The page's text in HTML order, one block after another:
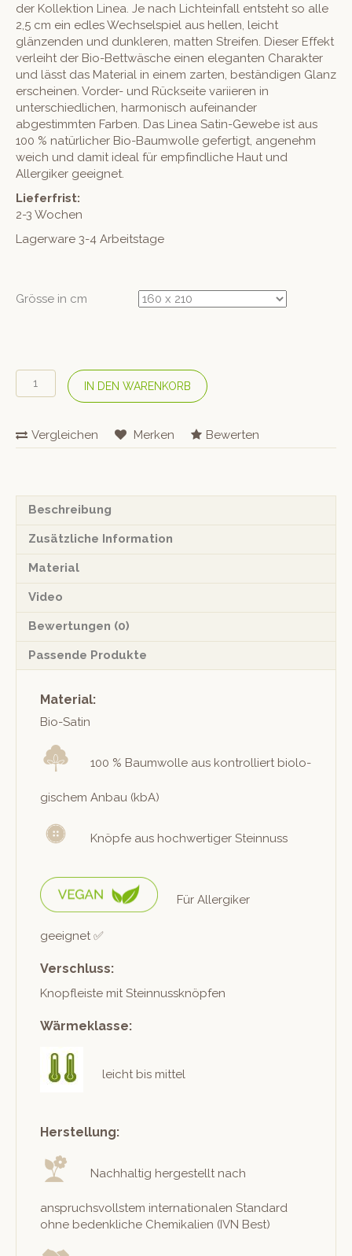
der Kollektion Linea. Je nach Lichteinfall entsteht so alle
2,5 cm ein edles Wechselspiel aus hellen, leicht
glänzenden und dunkleren, matten Streifen. Dieser Effekt
verleiht der Bio-Bettwäsche einen eleganten Charakter
und lässt das Material in einem zarten, beständigen Glanz
erscheinen. Vorder- und Rückseite variieren in
unterschiedlichen, harmonisch aufeinander
abgestimmten Farben. Das Linea Satin-Gewebe ist aus
100 % natürlicher Bio-Baumwolle gefertigt, angenehm
weich und damit ideal für empfindliche Haut und
Allergiker geeignet.
Lieferfrist:
2-3 Wochen
Lagerware 3-4 Arbeitstage
Grösse in cm
COTONEA
Bio
Wendebettwäsche
«Linea»
IN DEN WARENKORB
Vergleichen Merken Bewerten
Beschreibung
Zusätzliche Information
Material
Video
Bewertungen (0)
Passende Produkte
Material:
Bio-Satin
100 % Baum­wolle aus kon­trol­liert biol­o­
gis­chem Anbau (kbA)
Knöpfe aus hochw­er­tiger Steinnuss
Für Allergik­er
geeignet ✅
Verschluss:
Knopfleiste mit Steinnussknöpfen
Wärmeklasse:
leicht bis mittel
Herstellung:
Nach­haltig hergestellt nach
anspruchsvoll­stem inter­na­tionalen Stan­dard
ohne beden­kliche Chemikalien (IVN Best)